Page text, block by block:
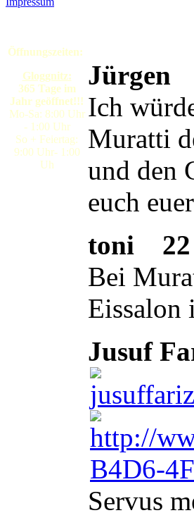
Öffnungszeiten:
Gloggnitz:
365 Tage im
Jahr geöffnet!!!
Mo-Sa: 8:00 Uhr
- 1:00 Uhr
So + Feiertag:
9:00 Uhr- 1:00
Uh
Jürgen
Ich
Muratti
und den
euch
toni
22
Bei
Eissalon
Jusuf
Servus